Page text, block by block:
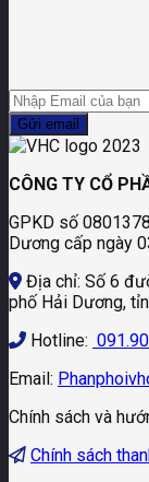
CÔNG TY CỔ
GPKD số
Dương cấp ngày
Địa chỉ: Số 6
phố Hải Dương,
Hotline:
Email:
Chính sách và
Chính sách